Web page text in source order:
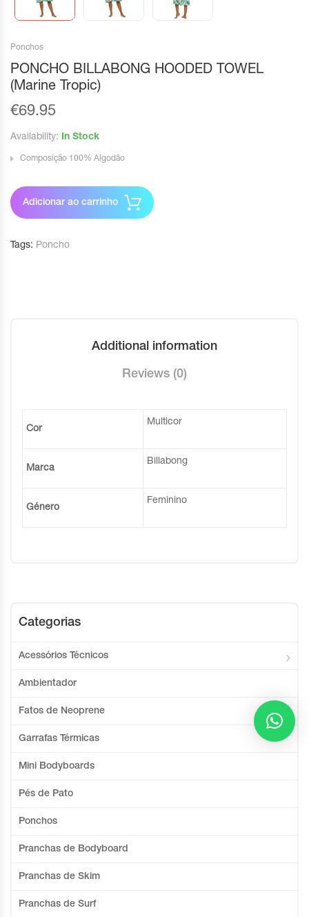
Ponchos
PONCHO BILLABONG HOODED TOWEL
(Marine Tropic)
€69.95
Availability: In Stock
Composição 100% Algodão
Adicionar ao carrinho
Tags: Poncho
Additional information
Reviews (0)
Cor
Multicor
Marca
Billabong
Género
Feminino
Categorias
Acessórios Técnicos
Ambientador
Fatos de Neoprene
Garrafas Térmicas
Mini Bodyboards
Pés de Pato
Ponchos
Pranchas de Bodyboard
Pranchas de Skim
Pranchas de Surf